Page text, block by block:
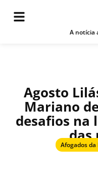
A notícia
Agosto
Mariano
desafios na
das
Afogados